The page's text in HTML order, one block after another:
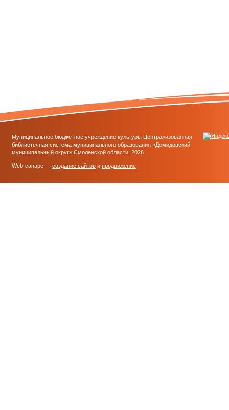
Муниципальное бюджетное учреждение культуры Централизованная
библиотечная система муниципального образования «Демидовский
муниципальный округ» Смоленской области, 2026
Web-canape — создание сайтов и продвижение